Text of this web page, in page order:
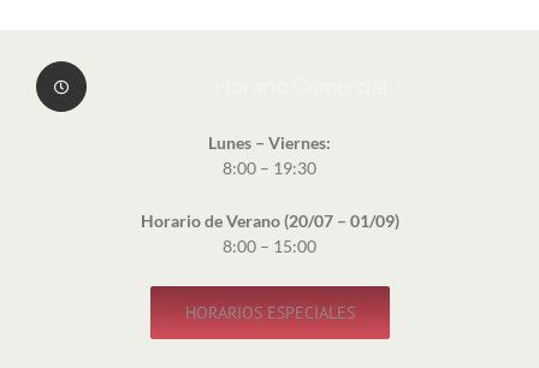
Lunes – Viernes:
8:00 – 19:30
Horario de Verano (20/07 – 01/09)
8:00 – 15:00
HORARIOS ESPECIALES